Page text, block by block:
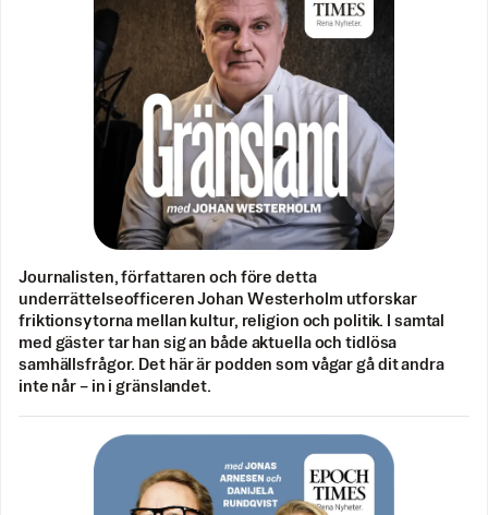
Journalisten, författaren och före detta
underrättelseofficeren Johan Westerholm utforskar
friktionsytorna mellan kultur, religion och politik. I samtal
med gäster tar han sig an både aktuella och tidlösa
samhällsfrågor. Det här är podden som vågar gå dit andra
inte når – in i gränslandet.